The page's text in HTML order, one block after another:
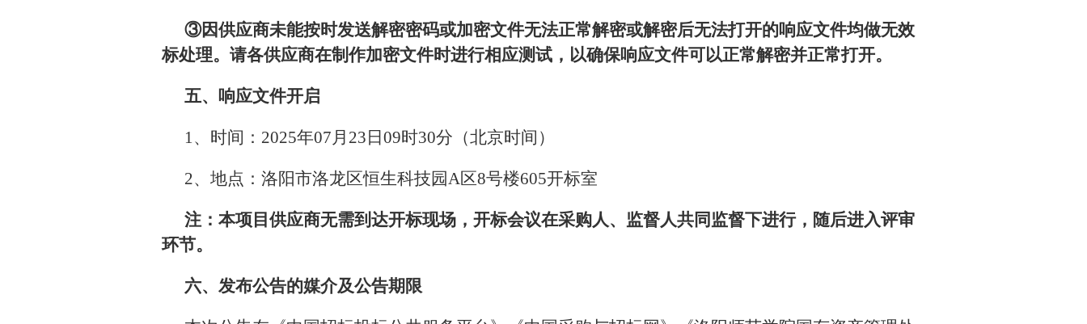
③因供应商未能按时发送解密密码或加密文件无法正常解密或解密后无法打开的响应文件均做无效
标处理。请各供应商在制作加密文件时进行相应测试，以确保响应文件可以正常解密并正常打开。
五、响应文件开启
1、时间：2025年07月23日09时30分（北京时间）
2、地点：洛阳市洛龙区恒生科技园A区8号楼605开标室
注：本项目供应商无需到达开标现场，开标会议在采购人、监督人共同监督下进行，随后进入评审
环节。
六、发布公告的媒介及公告期限